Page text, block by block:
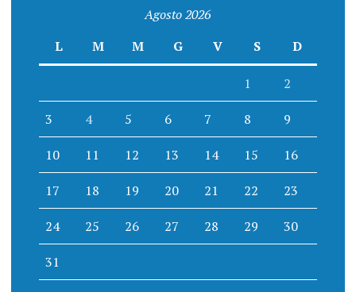
Agosto 2026
L
M M G V S D
1 2
3 4 5 6 7 8 9
10 11 12 13 14 15 16
17 18 19 20 21 22 23
24 25 26 27 28 29 30
31